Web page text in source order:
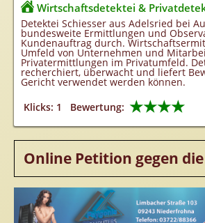
Wirtschaftsdetektei &
Detektei Schiesser aus Adelsried bei
bundesweite Ermittlungen und
Kundenauftrag durch.
Umfeld von Unternehmen und
Privatermittlungen im Privatumfeld.
recherchiert, überwacht und liefert
Gericht verwendet werden können.
Klicks: 1
Bewertung: ★★★★
Online Petition gegen